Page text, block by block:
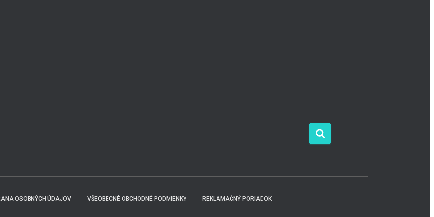
OSOBNÝCH ÚDAJOV VŠEOBECNÉ OBCHODNÉ PODMIENKY REKLAMAČNÝ PORIADOK